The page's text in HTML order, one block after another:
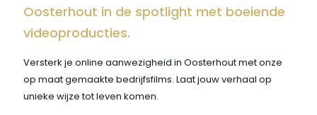
Oosterhout in de spotlight met boeiende
videoproducties.
Versterk je online aanwezigheid in Oosterhout met onze
op maat gemaakte bedrijfsfilms. Laat jouw verhaal op
unieke wijze tot leven komen.